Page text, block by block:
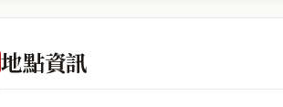
地點資訊